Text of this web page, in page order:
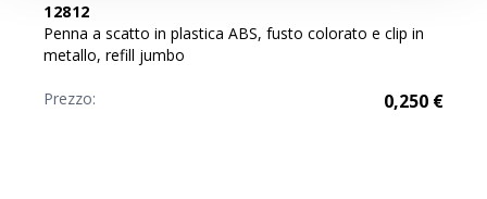
12812
Penna a scatto in plastica ABS, fusto colorato e clip in
metallo, refill jumbo
Prezzo: 0,250 €